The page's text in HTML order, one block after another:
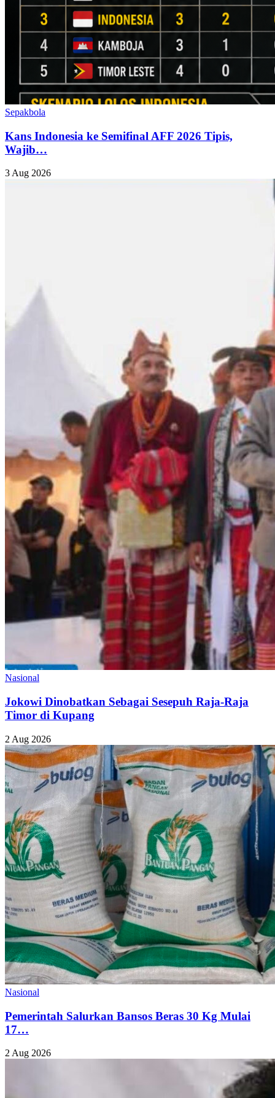
Sepakbola
Kans Indonesia ke Semifinal AFF 2026 Tipis,
Wajib…
3 Aug 2026
Nasional
Jokowi Dinobatkan Sebagai Sesepuh Raja-Raja
Timor di Kupang
2 Aug 2026
Nasional
Pemerintah Salurkan Bansos Beras 30 Kg Mulai
17…
2 Aug 2026